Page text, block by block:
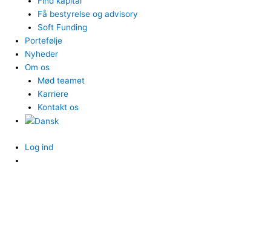
Få bestyrelse og advisory
Soft Funding
Portefølje
Nyheder
Om os
Mød teamet
Karriere
Kontakt os
Log ind